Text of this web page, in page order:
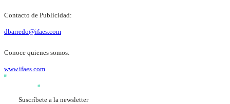
Contacto de Publicidad:
dbarredo@ifaes.com
Conoce quienes somos:
www.ifaes.com
Suscríbete a la newsletter